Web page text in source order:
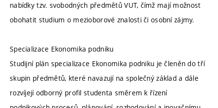
nabídky tzv. svobodných předmětů VUT, čímž mají možnost
obohatit studium o mezioborové znalosti či osobní zájmy.
Specializace Ekonomika podniku
Studijní plán specializace Ekonomika podniku je členěn do tří
skupin předmětů, které navazují na společný základ a dále
rozvíjejí odborný profil studenta směrem k řízení